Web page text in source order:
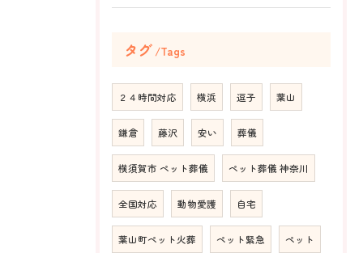
タグ Tags
２４時間対応 横浜 逗子 葉山
鎌倉 藤沢 安い 葬儀
横須賀市 ペット葬儀 ペット葬儀 神奈川
全国対応 動物愛護 自宅
葉山町ペット火葬 ペット緊急 ペット